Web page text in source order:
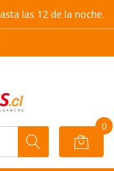
las 12 de la noche.
0